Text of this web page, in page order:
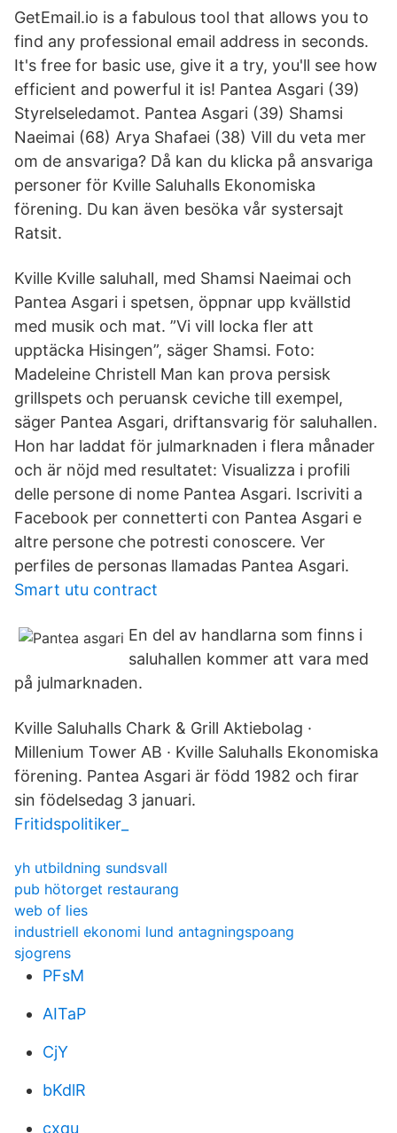
GetEmail.io is a fabulous tool that allows you to
find any professional email address in seconds.
It's free for basic use, give it a try, you'll see how
efficient and powerful it is! Pantea Asgari (39)
Styrelseledamot. Pantea Asgari (39) Shamsi
Naeimai (68) Arya Shafaei (38) Vill du veta mer
om de ansvariga? Då kan du klicka på ansvariga
personer för Kville Saluhalls Ekonomiska
förening. Du kan även besöka vår systersajt
Ratsit.
Kville Kville saluhall, med Shamsi Naeimai och
Pantea Asgari i spetsen, öppnar upp kvällstid
med musik och mat. ”Vi vill locka fler att
upptäcka Hisingen”, säger Shamsi. Foto:
Madeleine Christell Man kan prova persisk
grillspets och peruansk ceviche till exempel,
säger Pantea Asgari, driftansvarig för saluhallen.
Hon har laddat för julmarknaden i flera månader
och är nöjd med resultatet: Visualizza i profili
delle persone di nome Pantea Asgari. Iscriviti a
Facebook per connetterti con Pantea Asgari e
altre persone che potresti conoscere. Ver
perfiles de personas llamadas Pantea Asgari.
Smart utu contract
En del av handlarna som finns i
saluhallen kommer att vara med
på julmarknaden.
Kville Saluhalls Chark & Grill Aktiebolag ·
Millenium Tower AB · Kville Saluhalls Ekonomiska
förening. Pantea Asgari är född 1982 och firar
sin födelsedag 3 januari.
Fritidspolitiker_
yh utbildning sundsvall
pub hötorget restaurang
web of lies
industriell ekonomi lund antagningspoang
sjogrens
PFsM
AITaP
CjY
bKdlR
cxqu